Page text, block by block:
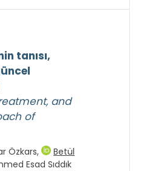
tanısı,
and
of
Özkars,
Betül
Esad Sıddık